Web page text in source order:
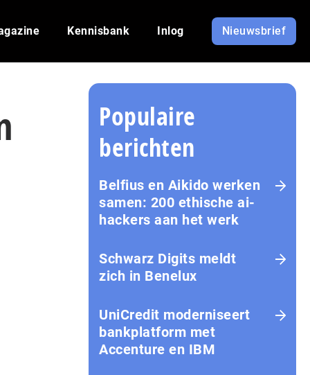
Kennisbank Inlog Nieuwsbrief
Populaire
berichten
Belfius en Aikido werken
samen: 200 ethische ai-
hackers aan het werk
Schwarz Digits meldt
zich in Benelux
UniCredit moderniseert
bankplatform met
Accenture en IBM